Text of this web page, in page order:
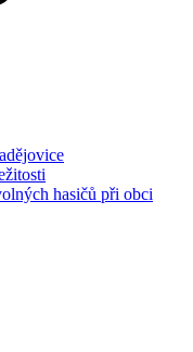
hasičů při obci